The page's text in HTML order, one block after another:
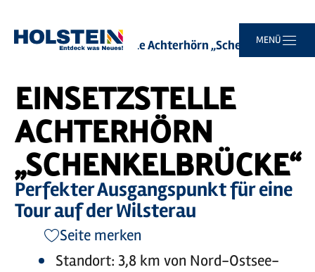
Hauptinhalt
Suche
Navigation
Footer
MENÜ
Sie
Startseite
EINSETZSTELLE
ACHTERHÖRN
„SCHENKELBRÜCKE“
Perfekter Ausgangspunkt für eine
Tour auf der Wilsterau
Seite merken
Standort: 3,8 km von Nord-Ostsee-